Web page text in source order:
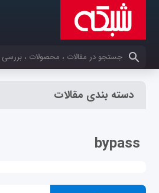
کلمات کلیدی خود را وارد کنید
دسته بندی مقالات
bypass